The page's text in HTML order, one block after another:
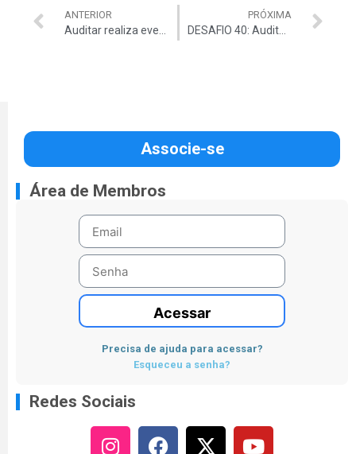
ANTERIOR PRÓXIMA
DESAFIO 40: Auditar promove estímulo à saúde e bem-estar
Associe-se
Área de Membros
Acessar
Precisa de ajuda para acessar?
Esqueceu a senha?
Redes Sociais